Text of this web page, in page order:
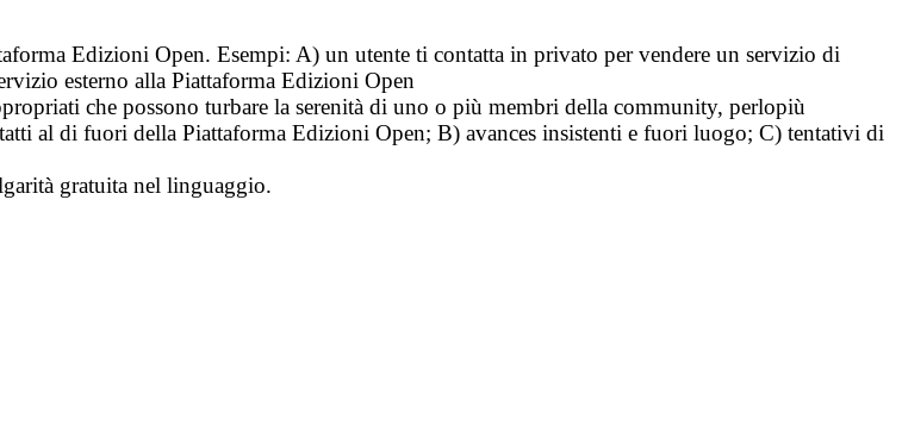
Edizioni Open. Esempi: A) un utente ti contatta in privato per vendere un servizio di
esterno alla Piattaforma Edizioni Open
che possono turbare la serenità di uno o più membri della community, perlopiù
al di fuori della Piattaforma Edizioni Open; B) avances insistenti e fuori luogo; C) tentativi di
gratuita nel linguaggio.